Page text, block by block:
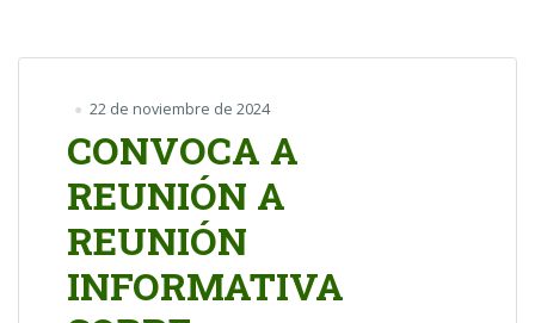
22 de noviembre de 2024
CONVOCA A
REUNIÓN A
REUNIÓN
INFORMATIVA